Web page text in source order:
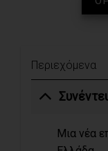
Περιεχόμενα
Μια νέα